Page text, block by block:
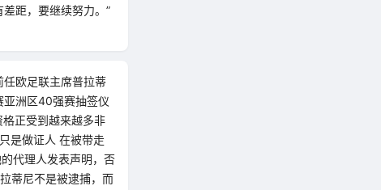
距，要继续努力。”
欧足联主席普拉蒂
亚洲区40强赛抽签仪
正受到越来越多非
是做证人 在被带走
代理人发表声明，否
蒂尼不是被逮捕，而